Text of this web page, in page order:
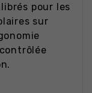
pour les
sur